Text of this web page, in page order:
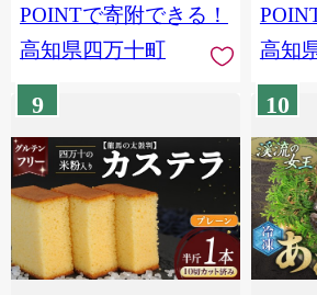
POINTで寄附できる！
高知県四万十町
高知
9 10